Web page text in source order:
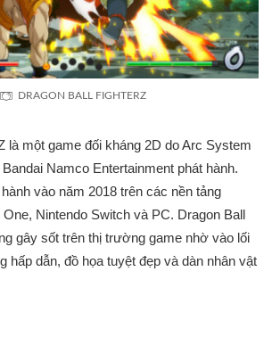
DRAGON BALL FIGHTERZ
là một game đối kháng 2D do Arc System
Namco Entertainment phát hành.
vào năm 2018 trên các nền tảng
Nintendo Switch và PC. Dragon Ball
gây sốt trên thị trường game nhờ vào lối
hấp dẫn, đồ họa tuyệt đẹp và dàn nhân vật